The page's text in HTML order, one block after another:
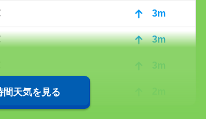
3m
3m
3m
間天気を見る